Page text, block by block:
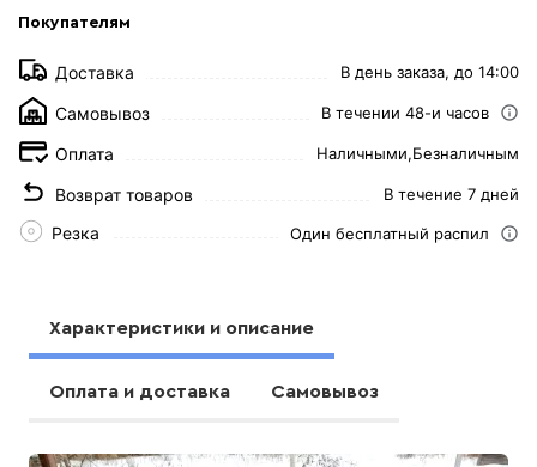
Покупателям
Доставка В день заказа, до 14:00
Самовывоз В течении 48-и часов
Оплата Наличными,Безналичным
Возврат товаров В течение 7 дней
Резка Один бесплатный распил
Характеристики и описание
Оплата и доставка Самовывоз